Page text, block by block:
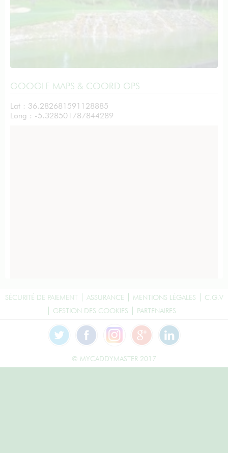
GOOGLE MAPS & COORD GPS
Lat : 36.282681591128885
Long : -5.328501787844289
SÉCURITÉ DE PAIEMENT ASSURANCE MENTIONS LÉGALES
C.G.V
GESTION DES COOKIES
PARTENAIRES
© MYCADDYMASTER 2017